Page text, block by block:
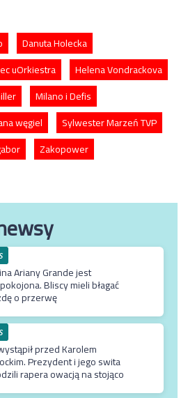
Danuta Holecka
uOrkiestra
Helena Vondrackova
Milano i Defis
węgiel
Sylwester Marzeń TVP
Zakopower
Ariany Grande jest
Bliscy mieli błagać
o przerwę
przed Karolem
Prezydent i jego swita
rapera owacją na stojąco